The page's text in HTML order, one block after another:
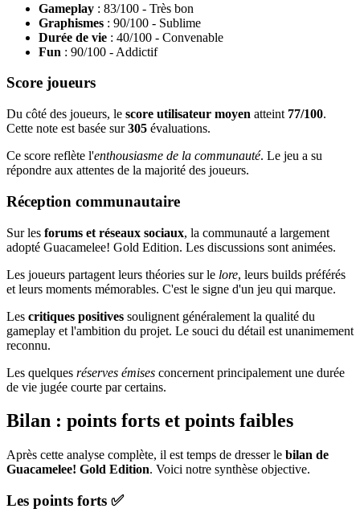
Gameplay : 83/100 - Très bon
Graphismes : 90/100 - Sublime
Durée de vie : 40/100 - Convenable
Fun : 90/100 - Addictif
Score joueurs
Du côté des joueurs, le score utilisateur moyen atteint 77/100.
Cette note est basée sur305 évaluations.
Ce score reflète l'enthousiasme de la communauté. Le jeu a su
répondre aux attentes de la majorité des joueurs.
Réception communautaire
Sur les forums et réseaux sociaux, la communauté a largement
adopté Guacamelee! Gold Edition. Les discussions sont animées.
Les joueurs partagent leurs théories sur le lore, leurs builds préférés
et leurs moments mémorables. C'est le signe d'un jeu qui marque.
Les critiques positives soulignent généralement la qualité du
gameplay et l'ambition du projet. Le souci du détail est unanimement
reconnu.
Les quelques réserves émises concernent principalement une durée
de vie jugée courte par certains.
Bilan : points forts et points faibles
Après cette analyse complète, il est temps de dresser le bilan de
Guacamelee! Gold Edition. Voici notre synthèse objective.
Les points forts ✅